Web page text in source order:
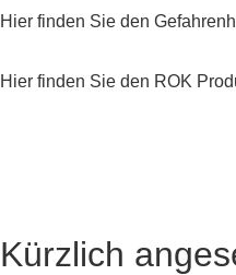
Hier finden Sie den
Hier finden Sie den ROK
Kürzlich